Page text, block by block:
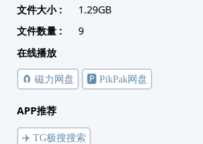
文件大小 :
1.29GB
文件数量 :
9
在线播放
🧲 磁力网盘 🅿️ PikPak网盘
APP推荐
✈️ TG极搜搜索